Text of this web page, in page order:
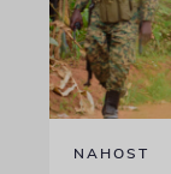
NAHOST